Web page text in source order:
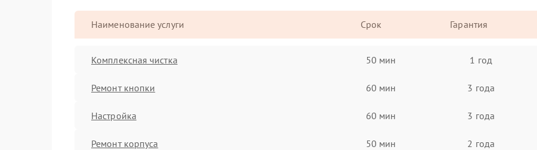
Наименование услуги Срок Гарантия
Комплексная чистка 50 мин 1 год
Ремонт кнопки 60 мин 3 года
Настройка 60 мин 3 года
Ремонт корпуса 50 мин 2 года